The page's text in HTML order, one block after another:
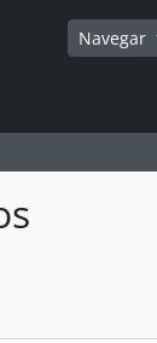
Navegar